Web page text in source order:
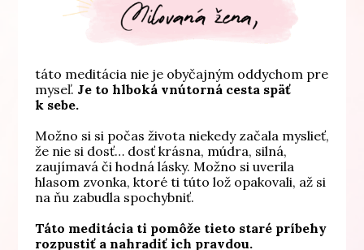
táto meditácia nie je obyčajným oddychom pre
myseľ. Je to hlboká vnútorná cesta späť
k sebe.
Možno si si počas života niekedy začala myslieť,
že nie si dosť… dosť krásna, múdra, silná,
zaujímavá či hodná lásky. Možno si uverila
hlasom zvonka, ktoré ti túto lož opakovali, až si
na ňu zabudla spochybniť.
Táto meditácia ti pomôže tieto staré príbehy
rozpustiť a nahradiť ich pravdou.